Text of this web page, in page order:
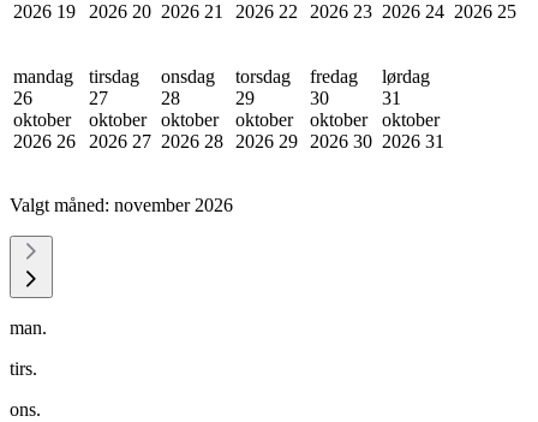
2026 19
2026 20 2026 21
2026 22
2026 23 2026 24 2026 25
mandag
26
oktober
2026 26
tirsdag
27
oktober
2026 27
onsdag
28
oktober
2026 28
torsdag
29
oktober
2026 29
fredag
30
oktober
2026 30
lørdag
31
oktober
2026 31
Valgt måned: november 2026
man.
tirs.
ons.